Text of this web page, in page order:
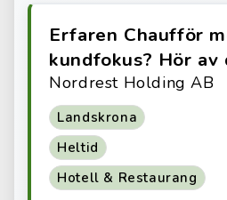
Erfaren Chaufför
kundfokus? Hör av
Nordrest Holding AB
Landskrona
Heltid
Hotell & Restaurang